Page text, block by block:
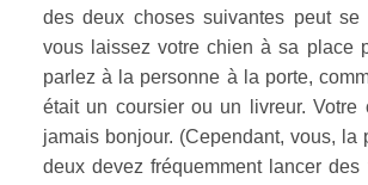
des deux choses suivantes peut se
vous laissez votre chien à sa place
parlez à la personne à la porte,
était un coursier ou un livreur. Votre
jamais bonjour. (Cependant, vous, la
deux devez fréquemment lancer